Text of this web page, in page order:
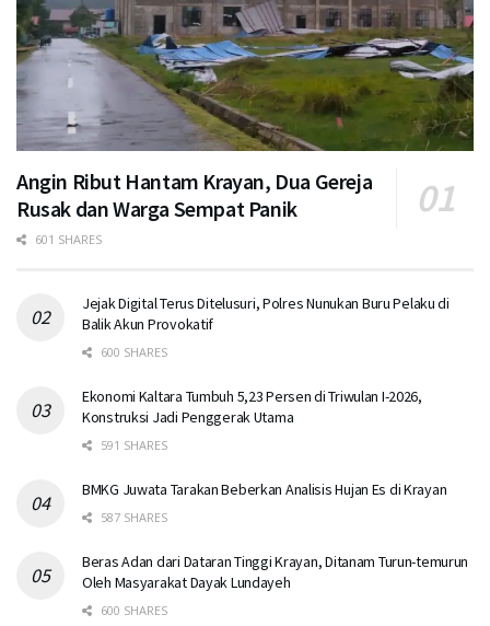
Angin Ribut Hantam Krayan, Dua Gereja
Rusak dan Warga Sempat Panik
601 SHARES
Jejak Digital Terus Ditelusuri, Polres Nunukan Buru Pelaku di
Balik Akun Provokatif
600 SHARES
Ekonomi Kaltara Tumbuh 5,23 Persen di Triwulan I-2026,
Konstruksi Jadi Penggerak Utama
591 SHARES
BMKG Juwata Tarakan Beberkan Analisis Hujan Es di Krayan
587 SHARES
Beras Adan dari Dataran Tinggi Krayan, Ditanam Turun-temurun
Oleh Masyarakat Dayak Lundayeh
600 SHARES